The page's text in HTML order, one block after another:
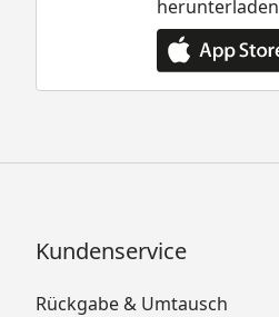
herunterladen
Kundenservice
Rückgabe & Umtausch